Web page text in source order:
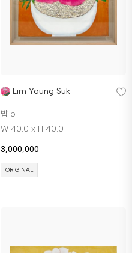
Lim Young Suk
밥 5
W 40.0 x H 40.0
3,000,000
ORIGINAL